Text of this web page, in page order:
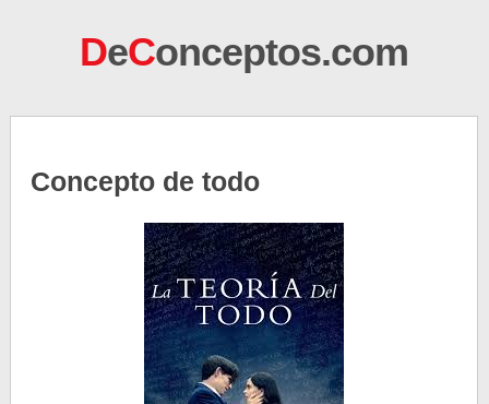
DeConceptos.com
Concepto de todo